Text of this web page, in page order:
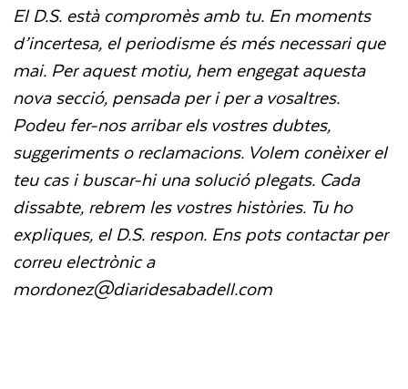
El D.S. està compromès amb tu. En moments
d’incertesa, el periodisme és més necessari que
mai. Per aquest motiu, hem engegat aquesta
nova secció, pensada per i per a vosaltres.
Podeu fer-nos arribar els vostres dubtes,
suggeriments o reclamacions. Volem conèixer el
teu cas i buscar-hi una solució plegats. Cada
dissabte, rebrem les vostres històries. Tu ho
expliques, el D.S. respon. Ens pots contactar per
correu electrònic a
mordonez@diaridesabadell.com